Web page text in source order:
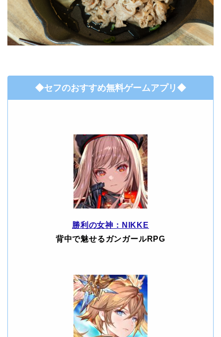
◆セフのおすすめ無料ゲームアプリ◆
勝利の女神：NIKKE
背中で魅せるガンガールRPG